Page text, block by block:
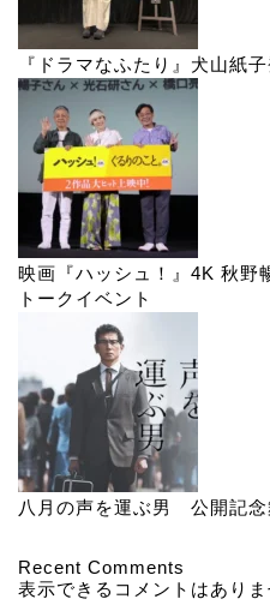
『ドラマなふたり』犬山紙
映画『ハッシュ！』4K 秋野
トークイベント
八月の声を運ぶ男 公開記念
Recent Comments
表示できるコメントはありま